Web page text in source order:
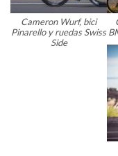
Cameron Wurf, bici
Pinarello y ruedas Swiss
Side